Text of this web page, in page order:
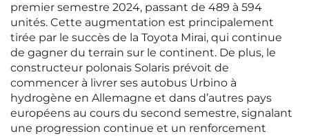
premier semestre 2024, passant de 489 à 594
unités. Cette augmentation est principalement
tirée par le succès de la Toyota Mirai, qui continue
de gagner du terrain sur le continent. De plus, le
constructeur polonais Solaris prévoit de
commencer à livrer ses autobus Urbino à
hydrogène en Allemagne et dans d’autres pays
européens au cours du second semestre, signalant
une progression continue et un renforcement